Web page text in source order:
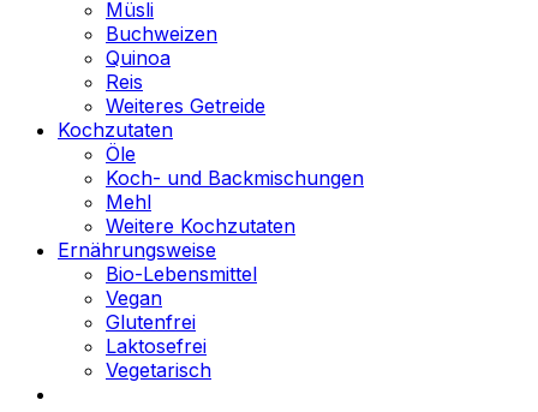
Müsli
Buchweizen
Quinoa
Reis
Weiteres Getreide
Kochzutaten
Öle
Koch- und Backmischungen
Mehl
Weitere Kochzutaten
Ernährungsweise
Bio-Lebensmittel
Vegan
Glutenfrei
Laktosefrei
Vegetarisch